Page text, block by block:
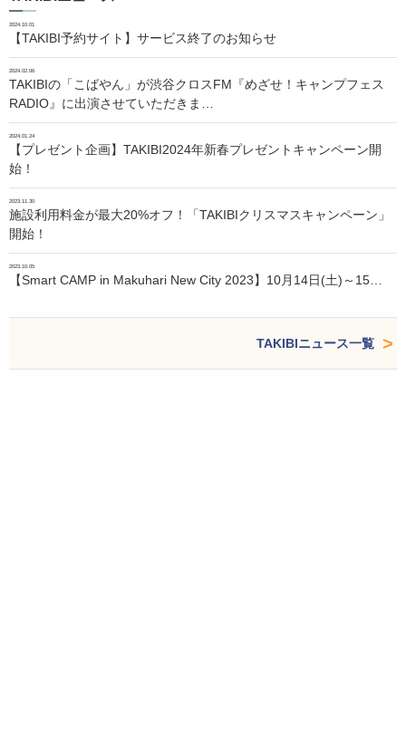
2024.10.01
【TAKIBI予約サイト】サービス終了のお知らせ
2024.02.06
TAKIBIの「こばやん」が渋谷クロスFM『めざせ！キャンプフェス
RADIO』に出演させていただきま…
2024.01.24
【プレゼント企画】TAKIBI2024年新春プレゼントキャンペーン開
始！
2023.11.30
施設利用料金が最大20%オフ！「TAKIBIクリスマスキャンペーン」
開始！
2023.10.05
【Smart CAMP in Makuhari New City 2023】10月14日(土)～15…
TAKIBIニュース一覧